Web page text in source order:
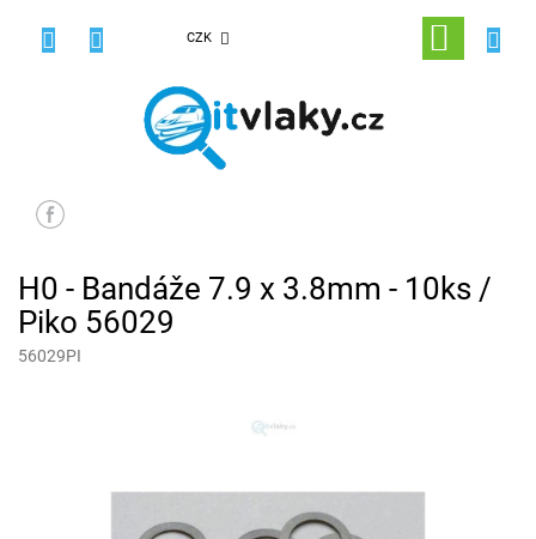
CZK
NÁKUPNÍ
KOŠÍK
H0 - Bandáže 7.9 x 3.8mm - 10ks /
Piko 56029
56029PI